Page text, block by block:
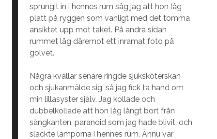
sprungit in i hennes rum såg jag att hon låg
platt på ryggen som vanligt med det tomma
ansiktet upp mot taket. På andra sidan
rummet låg däremot ett inramat foto på
golvet.
Några kvällar senare ringde sjuksköterskan
och sjukanmälde sig, så jag fick ta hand om
min lillasyster själv. Jag kollade och
dubbelkollade att hon låg långt bort från
sängkanten, paranoid som jag hade blivit, och
släckte lamporna i hennes rum. Ännu var